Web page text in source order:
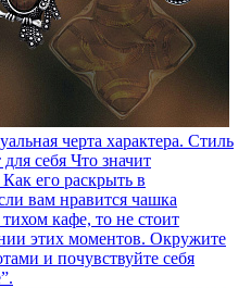
черта характера. Стиль
себя Что значит
его раскрыть в
вам нравится чашка
кафе, то не стоит
этих моментов. Окружите
и почувствуйте себя